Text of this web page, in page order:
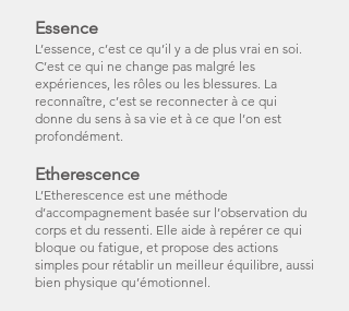
Essence
L’essence, c’est ce qu’il y a de plus vrai en soi.
C’est ce qui ne change pas malgré les
expériences, les rôles ou les blessures. La
reconnaître, c’est se reconnecter à ce qui
donne du sens à sa vie et à ce que l’on est
profondément.
Etherescence
L’Etherescence est une méthode
d’accompagnement basée sur l’observation du
corps et du ressenti. Elle aide à repérer ce qui
bloque ou fatigue, et propose des actions
simples pour rétablir un meilleur équilibre, aussi
bien physique qu’émotionnel.